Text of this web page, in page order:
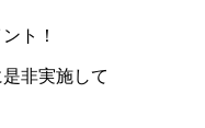
ト！
非実施して